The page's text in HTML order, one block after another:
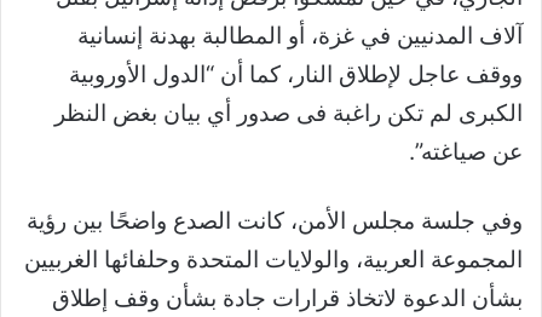
آلاف المدنيين في غزة، أو المطالبة بهدنة إنسانية
ووقف عاجل لإطلاق النار، كما أن “الدول الأوروبية
الكبرى لم تكن راغبة فى صدور أي بيان بغض النظر
عن صياغته”.
وفي جلسة مجلس الأمن، كانت الصدع واضحًا بين رؤية
المجموعة العربية، والولايات المتحدة وحلفائها الغربيين
بشأن الدعوة لاتخاذ قرارات جادة بشأن وقف إطلاق